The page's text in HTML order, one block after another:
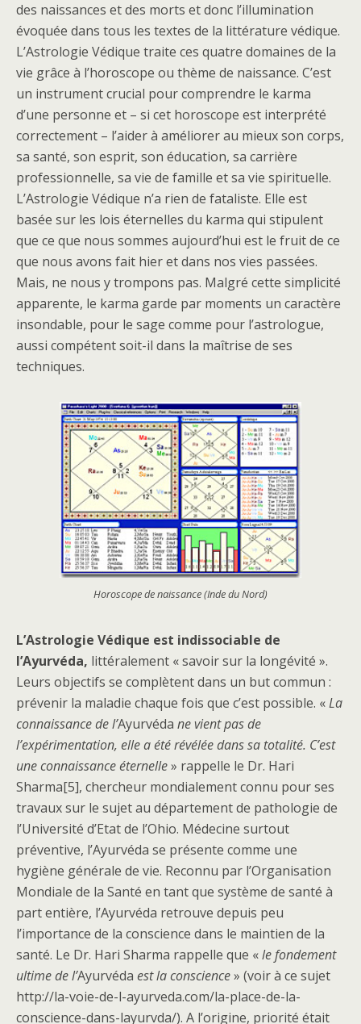
des naissances et des morts et donc l’illumination
évoquée dans tous les textes de la littérature védique.
L’Astrologie Védique traite ces quatre domaines de la
vie grâce à l’horoscope ou thème de naissance. C’est
un instrument crucial pour comprendre le karma
d’une personne et – si cet horoscope est interprété
correctement – l’aider à améliorer au mieux son corps,
sa santé, son esprit, son éducation, sa carrière
professionnelle, sa vie de famille et sa vie spirituelle.
L’Astrologie Védique n’a rien de fataliste. Elle est
basée sur les lois éternelles du karma qui stipulent
que ce que nous sommes aujourd’hui est le fruit de ce
que nous avons fait hier et dans nos vies passées.
Mais, ne nous y trompons pas. Malgré cette simplicité
apparente, le karma garde par moments un caractère
insondable, pour le sage comme pour l’astrologue,
aussi compétent soit-il dans la maîtrise de ses
techniques.
Horoscope de naissance (Inde du Nord)
L’Astrologie Védique est indissociable de
l’Ayurvéda, littéralement « savoir sur la longévité ».
Leurs objectifs se complètent dans un but commun :
prévenir la maladie chaque fois que c’est possible. «La
connaissance de l’Ayurvéda ne vient pas de
l’expérimentation, elle a été révélée dans sa totalité. C’est
une connaissance éternelle» rappelle le Dr. Hari
Sharma[5], chercheur mondialement connu pour ses
travaux sur le sujet au département de pathologie de
l’Université d’Etat de l’Ohio. Médecine surtout
préventive, l’Ayurvéda se présente comme une
hygiène générale de vie. Reconnu par l’Organisation
Mondiale de la Santé en tant que système de santé à
part entière, l’Ayurvéda retrouve depuis peu
l’importance de la conscience dans le maintien de la
santé. Le Dr. Hari Sharma rappelle que «le fondement
ultime de l’Ayurvéda est la conscience» (voir à ce sujet
http://la-voie-de-l-ayurveda.com/la-place-de-la-
conscience-dans-layurvda/). A l’origine, priorité était